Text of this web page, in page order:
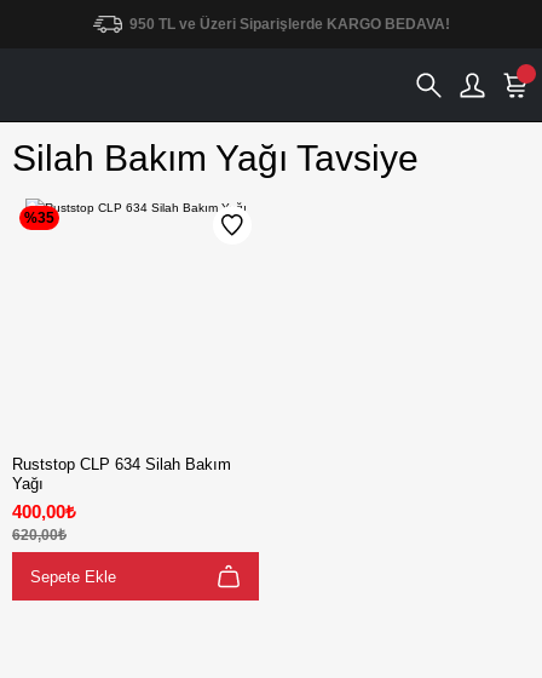
950 TL ve Üzeri Siparişlerde KARGO BEDAVA!
Silah Bakım Yağı Tavsiye
%35
Ruststop CLP 634 Silah Bakım
Yağı
400,00₺
620,00₺
Sepete Ekle